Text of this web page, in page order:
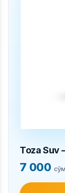
Toza Suv
7 000 сўм